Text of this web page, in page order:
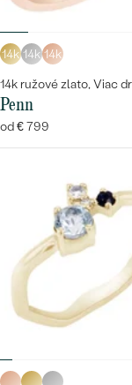
14k 14k 14k
14k ružové zlato, Viac
Penn
od € 799